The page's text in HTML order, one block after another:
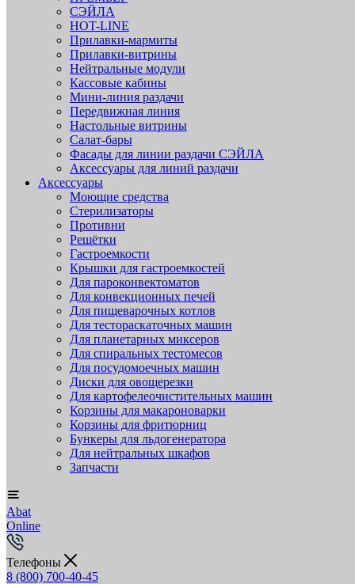
СЭЙЛА
HOT-LINE
Прилавки-мармиты
Прилавки-витрины
Нейтральные модули
Кассовые кабины
Мини-линия раздачи
Передвижная линия
Настольные витрины
Салат-бары
Фасады для линии раздачи СЭЙЛА
Аксессуары для линий раздачи
Аксессуары
Моющие средства
Стерилизаторы
Противни
Решётки
Гастроемкости
Крышки для гастроемкостей
Для пароконвектоматов
Для конвекционных печей
Для пищеварочных котлов
Для тестораскаточных машин
Для планетарных миксеров
Для спиральных тестомесов
Для посудомоечных машин
Диски для овощерезки
Для картофелеочистительных машин
Корзины для макароноварки
Корзины для фритюрниц
Бункеры для льдогенератора
Для нейтральных шкафов
Запчасти
Abat
Online
Телефоны
8 (800) 700-40-45